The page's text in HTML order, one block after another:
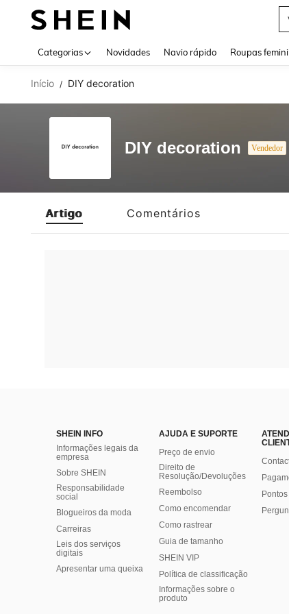
Categorias Novidades Navio rápido Roupas
Início / DIY decoration
DIY decoration Vendedor
Artigo Comentários
SHEIN INFO
Informações legais da
empresa
Sobre SHEIN
Responsabilidade
social
Blogueiros da moda
Carreiras
Leis dos serviços
digitais
Apresentar uma queixa
AJUDA E SUPORTE
Preço de envio
Direito de
Resolução/Devoluções
Reembolso
Como encomendar
Como rastrear
Guia de tamanho
SHEIN VIP
Política de classificação
​Informações sobre o
produto